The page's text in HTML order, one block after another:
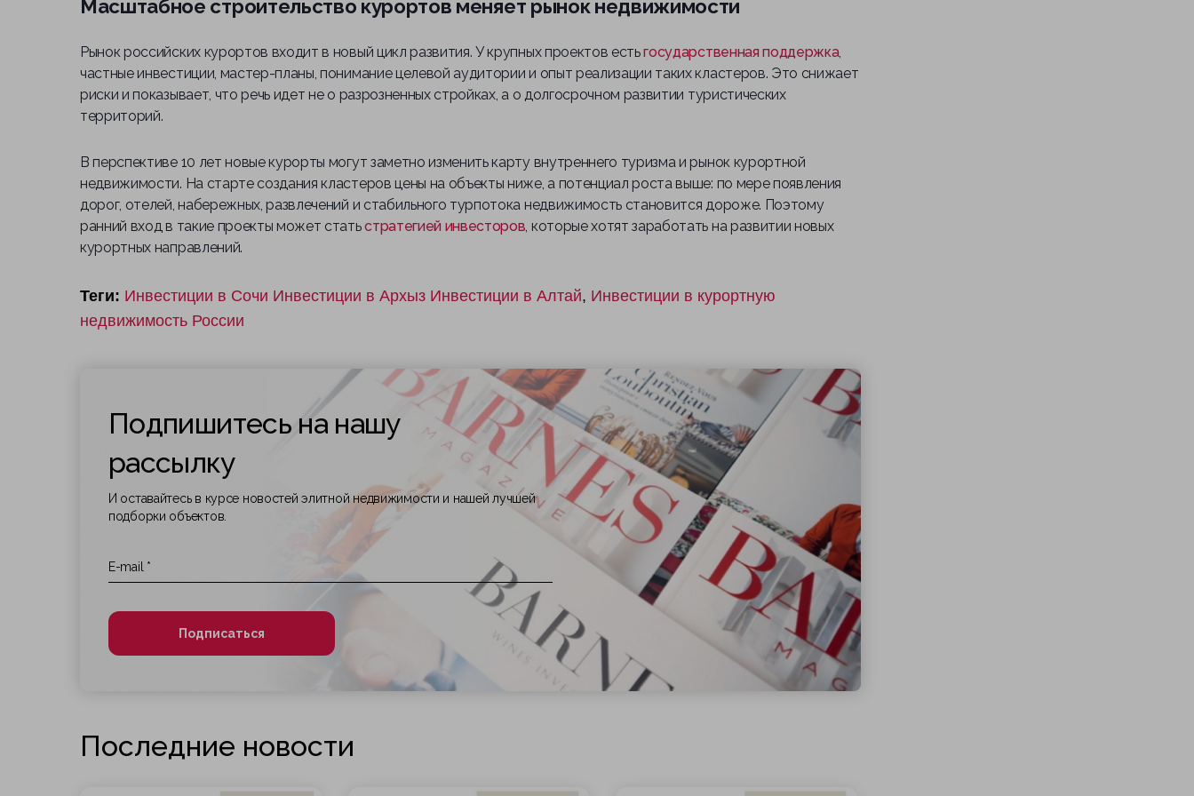
Масштабное строительство курортов меняет рынок недвижимости
Рынок российских курортов входит в новый цикл развития. У крупных проектов естьгосударственная поддержка,
частные инвестиции, мастер-планы, понимание целевой аудитории и опыт реализации таких кластеров. Это снижает
риски и показывает, что речь идет не о разрозненных стройках, а о долгосрочном развитии туристических
территорий.
В перспективе 10 лет новые курорты могут заметно изменить карту внутреннего туризма и рынок курортной
недвижимости. На старте создания кластеров цены на объекты ниже, а потенциал роста выше: по мере появления
дорог, отелей, набережных, развлечений и стабильного турпотока недвижимость становится дороже. Поэтому
ранний вход в такие проекты может статьстратегией инвесторов , которые хотят заработать на развитии новых
курортных направлений.
Теги: Инвестиции в Сочи Инвестиции в Архыз Инвестиции в Алтай, Инвестиции в курортную
недвижимость России
Подпишитесь на нашу
рассылку
И оставайтесь в курсе новостей элитной недвижимости и нашей лучшей
подборки объектов.
Подписаться
Последние новости